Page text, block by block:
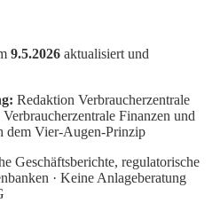
9.5.2026 aktualisiert und
Redaktion Verbraucherzentrale
Verbraucherzentrale Finanzen und
dem Vier-Augen-Prinzip
Geschäftsberichte, regulatorische
· Keine Anlageberatung